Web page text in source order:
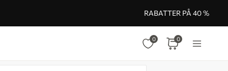
RABATTER PÅ 40 %
0 0